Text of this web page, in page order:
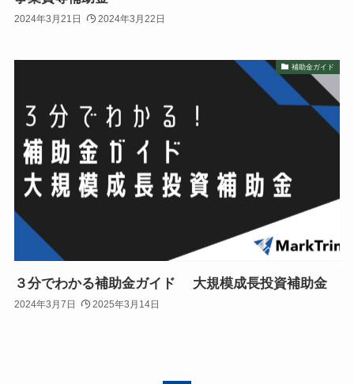
2024年3月21日 2024年3月22日
補助金ガイド
３分でわかる補助金ガイド 大規模成長投資補助金
2024年3月7日 2025年3月14日